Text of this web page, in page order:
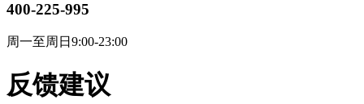
400-225-995
周一至周日9:00-23:00
反馈建议